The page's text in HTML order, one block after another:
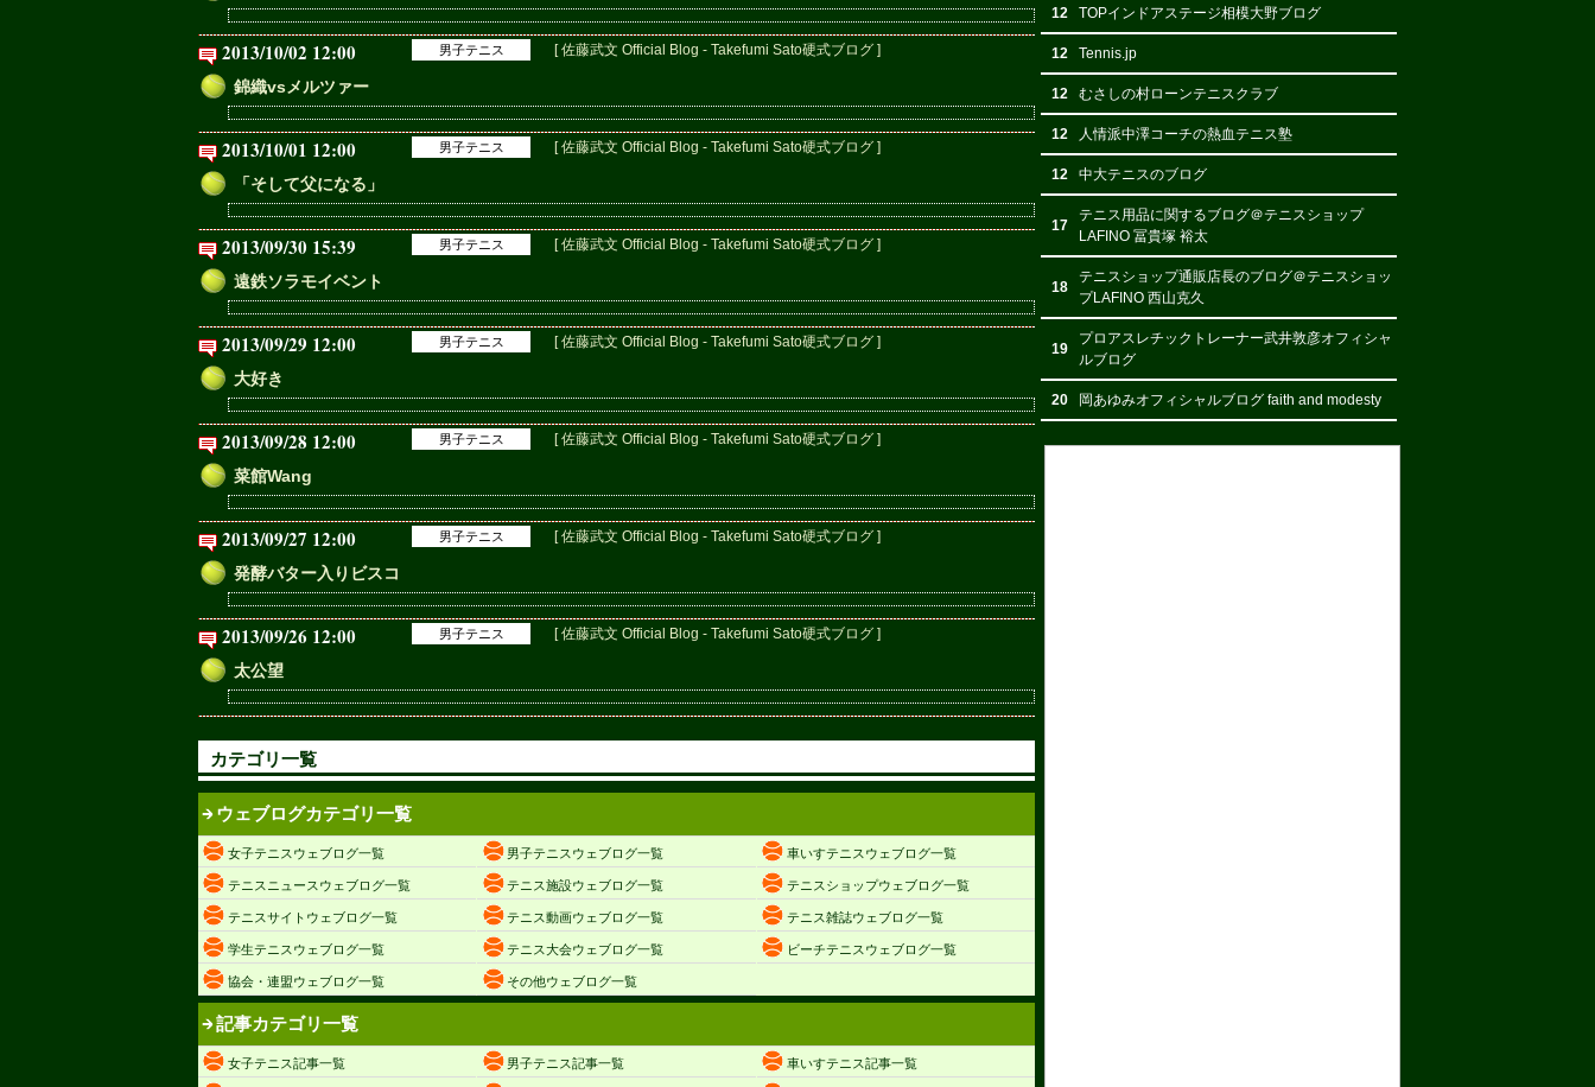
2013/10/02 12:00 男子テニス [ 佐藤武文 Official Blog - Takefumi Sato硬式ブログ ]
錦織vsメルツァー
2013/10/01 12:00 男子テニス [ 佐藤武文 Official Blog - Takefumi Sato硬式ブログ ]
「そして父になる」
2013/09/30 15:39 男子テニス [ 佐藤武文 Official Blog - Takefumi Sato硬式ブログ ]
遠鉄ソラモイベント
2013/09/29 12:00 男子テニス [ 佐藤武文 Official Blog - Takefumi Sato硬式ブログ ]
大好き
2013/09/28 12:00 男子テニス [ 佐藤武文 Official Blog - Takefumi Sato硬式ブログ ]
菜館Wang
2013/09/27 12:00 男子テニス [ 佐藤武文 Official Blog - Takefumi Sato硬式ブログ ]
発酵バター入りビスコ
2013/09/26 12:00 男子テニス [ 佐藤武文 Official Blog - Takefumi Sato硬式ブログ ]
太公望
カテゴリ一覧
ウェブログカテゴリ一覧
女子テニスウェブログ一覧 男子テニスウェブログ一覧 車いすテニスウェブログ一覧
テニスニュースウェブログ一覧 テニス施設ウェブログ一覧 テニスショップウェブログ一覧
テニスサイトウェブログ一覧 テニス動画ウェブログ一覧 テニス雑誌ウェブログ一覧
学生テニスウェブログ一覧 テニス大会ウェブログ一覧 ビーチテニスウェブログ一覧
協会・連盟ウェブログ一覧 その他ウェブログ一覧
記事カテゴリ一覧
女子テニス記事一覧 男子テニス記事一覧 車いすテニス記事一覧
12 TOPインドアステージ相模大野ブログ
12 Tennis.jp
12 むさしの村ローンテニスクラブ
12 人情派中澤コーチの熱血テニス塾
12 中大テニスのブログ
17
テニス用品に関するブログ＠テニスショップ
LAFINO 冨貴塚 裕太
18
テニスショップ通販店長のブログ＠テニスショッ
プLAFINO 西山克久
19
プロアスレチックトレーナー武井敦彦オフィシャ
ルブログ
20 岡あゆみオフィシャルブログ faith and modesty